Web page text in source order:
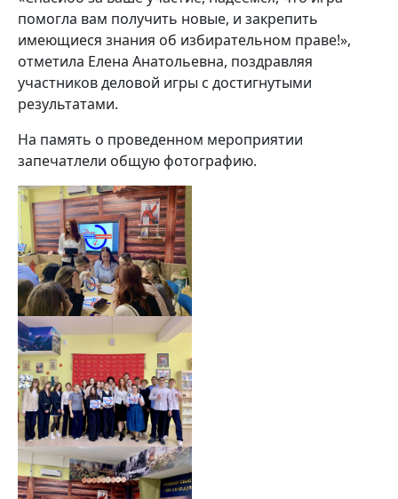
помогла вам получить новые, и закрепить
имеющиеся знания об избирательном праве!»,
отметила Елена Анатольевна, поздравляя
участников деловой игры с достигнутыми
результатами.
На память о проведенном мероприятии
запечатлели общую фотографию.